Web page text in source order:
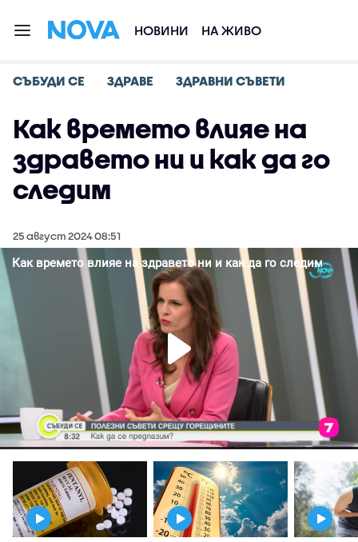
НОВИНИ НА ЖИВО
СЪБУДИ СЕ ЗДРАВЕ ЗДРАВНИ СЪВЕТИ
Как времето влияе на
здравето ни и как да го
следим
25 август 2024 08:51